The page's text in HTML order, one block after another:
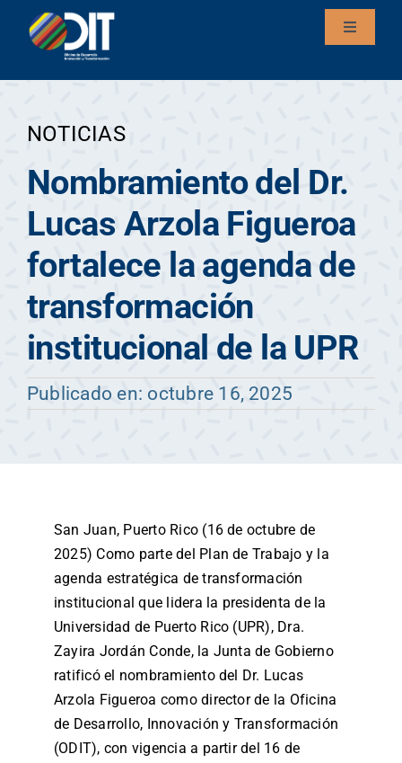
Saltar
contenido
Toggle
NOTICIAS
Nombramiento del Dr.
Lucas Arzola Figueroa
fortalece la agenda de
transformación
institucional de la UPR
Publicado en: octubre 16, 2025
San Juan, Puerto Rico (16 de octubre de
2025) Como parte del Plan de Trabajo y la
agenda estratégica de transformación
institucional que lidera la presidenta de la
Universidad de Puerto Rico (UPR), Dra.
Zayira Jordán Conde, la Junta de Gobierno
ratificó el nombramiento del Dr. Lucas
Arzola Figueroa como director de la Oficina
de Desarrollo, Innovación y Transformación
(ODIT), con vigencia a partir del 16 de